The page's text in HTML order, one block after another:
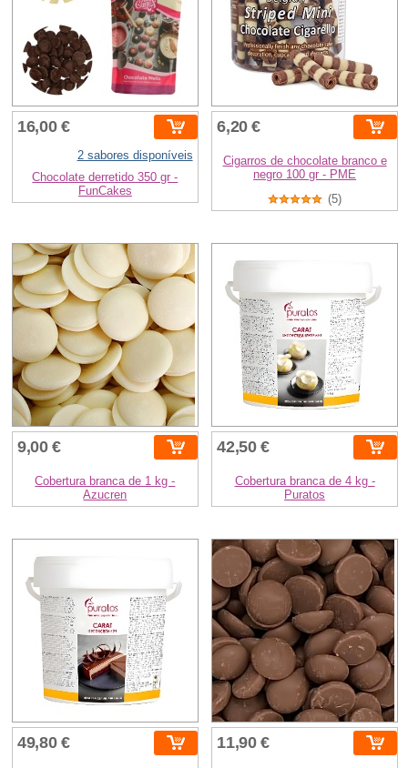
16,00 €
2 sabores disponíveis
Chocolate derretido 350 gr -
FunCakes
6,20 €
Cigarros de chocolate branco e
negro 100 gr - PME
(5)
9,00 €
Cobertura branca de 1 kg -
Azucren
42,50 €
Cobertura branca de 4 kg -
Puratos
49,80 € 11,90 €